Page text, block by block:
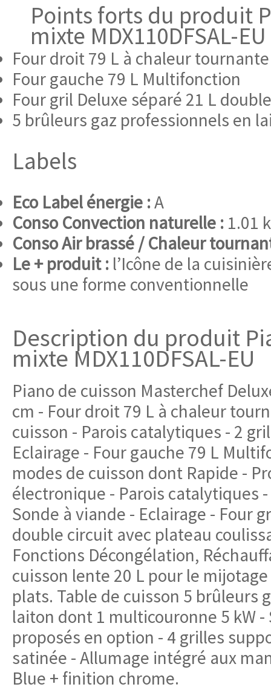
Points forts du produit
mixte MDX110DFSAL-EU
Four droit 79 L à chaleur tournante
Four gauche 79 L Multifonction
Four gril Deluxe séparé 21 L
5 brûleurs gaz professionnels en
Labels
Eco Label énergie :A
Conso Convection naturelle : 1.01
Conso Air brassé / Chaleur
Le + produit : l’Icône de la
sous une forme conventionnelle
Description du produit
mixte MDX110DFSAL-EU
Piano de cuisson Masterchef
cm - Four droit 79 L à chaleur
cuisson - Parois catalytiques - 2
Eclairage - Four gauche 79 L
modes de cuisson dont Rapide -
électronique - Parois catalytiques
Sonde à viande - Eclairage - Four
double circuit avec plateau
Fonctions Décongélation,
cuisson lente 20 L pour le
plats. Table de cuisson 5 brûleurs
laiton dont 1 multicouronne 5 kW
proposés en option - 4 grilles
satinée - Allumage intégré aux
Blue + finition chrome.